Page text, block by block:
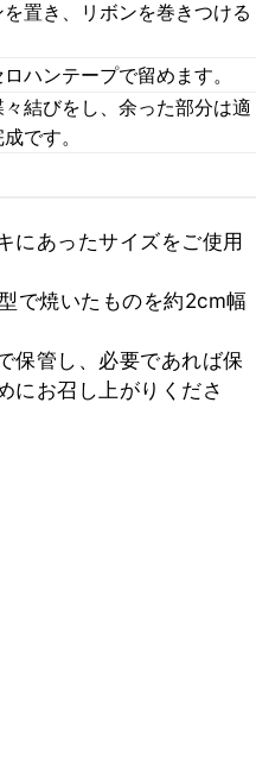
置き、リボンを巻きつける
ハンテープで留めます。
結びをし、余った部分は適
です。
にあったサイズをご使用
で焼いたものを約2cm幅
保管し、必要であれば保
にお召し上がりくださ